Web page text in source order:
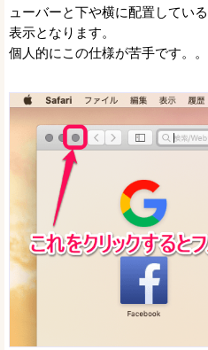
ューバーと下や横に配置してい
表示となります。
個人的にこの仕様が苦手です。。